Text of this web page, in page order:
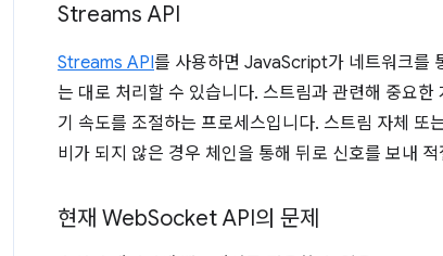
Streams API
Streams API를 사용하면 JavaScript가 네트워크를
는 대로 처리할 수 있습니다. 스트림과 관련해 중요한
기 속도를 조절하는 프로세스입니다. 스트림 자체 또
비가 되지 않은 경우 체인을 통해 뒤로 신호를 보내
현재 WebSocket API의 문제